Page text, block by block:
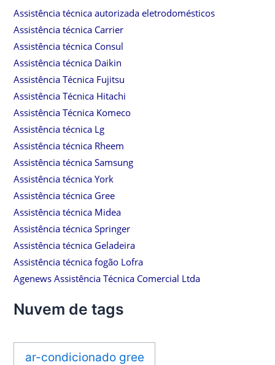
Assistência técnica autorizada eletrodomésticos
Assistência técnica Carrier
Assistência técnica Consul
Assistência técnica Daikin
Assistência Técnica Fujitsu
Assistência Técnica Hitachi
Assistência Técnica Komeco
Assistência técnica Lg
Assistência técnica Rheem
Assistência técnica Samsung
Assistência técnica York
Assistência técnica Gree
Assistência técnica Midea
Assistência técnica Springer
Assistência técnica Geladeira
Assistência técnica fogão Lofra
Agenews Assistência Técnica Comercial Ltda
Nuvem de tags
ar-condicionado gree